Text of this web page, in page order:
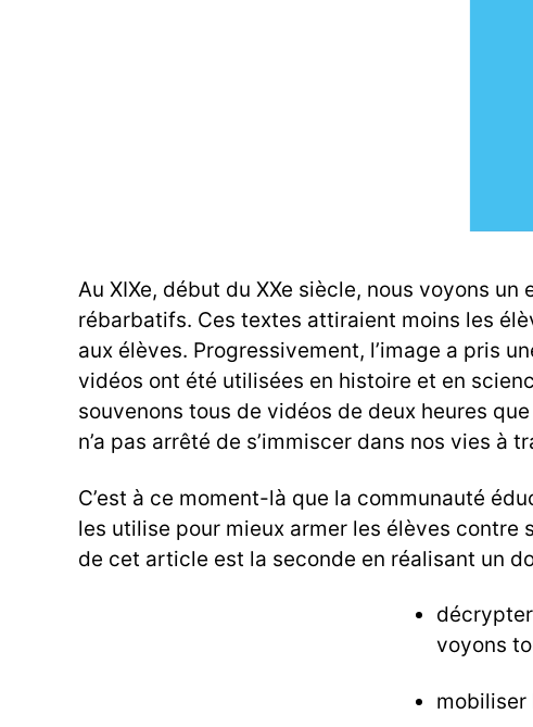
Au XIXe, début du XXe siècle, nous voyons
rébarbatifs. Ces textes attiraient moins les
aux élèves. Progressivement, l’image a pris
vidéos ont été utilisées en histoire et en
souvenons tous de vidéos de deux heures
n’a pas arrêté de s’immiscer dans nos vies
C’est à ce moment-là que la communauté
les utilise pour mieux armer les élèves contre
de cet article est la seconde en réalisant un
voyons
mobiliser